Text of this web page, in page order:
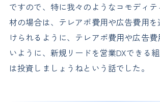
ですので、特に我々のようなコモディテ
材の場合は、テレアポ費用や広告費用
けられるように、テレアポ費用や広告
いように、新規リードを営業DXできる
は投資しましょうねという話でした。